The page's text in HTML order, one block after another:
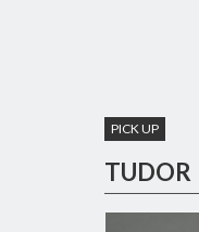
PICK UP
TUDOR